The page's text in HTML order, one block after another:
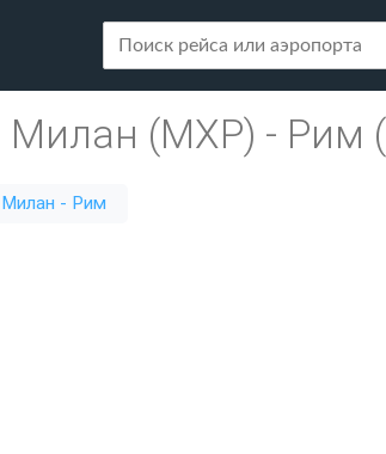
Милан (MXP) - Рим
Милан - Рим